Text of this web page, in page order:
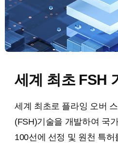
세계 최초 FSH
세계 최초로 플라잉 오버
(FSH)기술을 개발하여 국
100선에 선정 및 원천 특허